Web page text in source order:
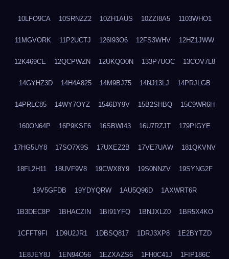
10LFO9CA 10SRNZZ2 10ZH1AUS 10ZZI8A5 1103WHO1
11MGVORK 11P2UCTJ 126I93O6 12FS3WHV 12HZ1JWW
12K469CE 12QCPWZN 12UKQO0N 133P7UOC 13COV7L8
14GYHZ3D 14H4A825 14M9BJ75 14NJ13LJ 14PRJLGB
14PRLC85 14WY7OYZ 1546DY9V 15B2SHBQ 15C9WR6H
160ON64P 16P9KSF6 16SBWI43 16U7RZJT 179PIGYE
17HG5UY8 17SO7X9S 17UXEZ2B 17VE7UAW 181QKVNV
18FL2H11 18UVF9V8 19CWX8Y9 19S0NNZV 19SYNG2F
19V5GFDB 19YDYQRW 1AU5Q96D 1AXWRT6R
1B3DEC8P 1BHACZIN 1BI91YFQ 1BNJXLZ0 1BR5X4KO
1CFFT9FI 1D9U2JR1 1DBSQ817 1DRJ3XP8 1E2BYTZD
1E8JEY8J 1EN94O56 1EZXAZS6 1FH0C41J 1FIP186C